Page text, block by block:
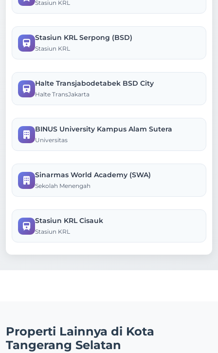
Stasiun KRL
Stasiun KRL Serpong (BSD)
Stasiun KRL
Halte Transjabodetabek BSD City
Halte TransJakarta
BINUS University Kampus Alam Sutera
Universitas
Sinarmas World Academy (SWA)
Sekolah Menengah
Stasiun KRL Cisauk
Stasiun KRL
Properti Lainnya di Kota
Tangerang Selatan